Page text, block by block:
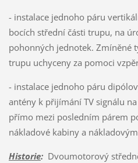
- instalace jednoho páru
bocích střední části trupu, na
pohonných jednotek. Zmíněné
trupu uchyceny za pomoci
- instalace jednoho páru
antény k přijímání TV signálu
přímo mezi posledním párem
nákladové kabiny a
Historie:Dvoumotorový